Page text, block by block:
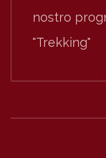
nostro
"Trekking"